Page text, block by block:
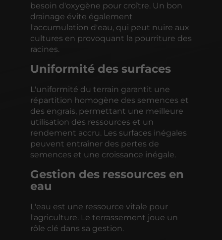
besoin d'oxygène pour croître. Un bon
drainage évite également
l'accumulation d'eau, qui peut nuire aux
cultures en provoquant la pourriture des
racines.
Uniformité des surfaces
L'uniformité du terrain garantit une
répartition homogène des semences et
des engrais, permettant une meilleure
utilisation des ressources et un
rendement accru. Les surfaces inégales
peuvent entraîner des pertes de
semences et une croissance inégale.
Gestion des ressources en
eau
L'eau est une ressource vitale pour
l'agriculture. Le terrassement joue un
rôle clé dans sa gestion.